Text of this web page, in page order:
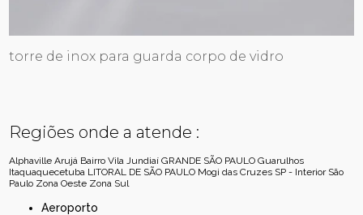
torre de inox para guarda corpo de vidro
Regiões onde a atende :
Alphaville Arujá Bairro Vila Jundiaí GRANDE SÃO PAULO Guarulhos
Itaquaquecetuba LITORAL DE SÃO PAULO Mogi das Cruzes SP - Interior São
Paulo Zona Oeste Zona Sul
Aeroporto